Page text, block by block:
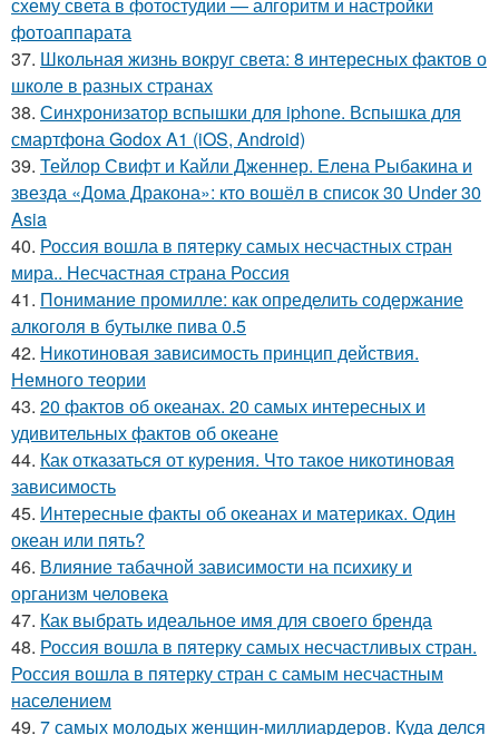
фотоаппарата
37. Школьная жизнь вокруг света: 8 интересных фактов о
школе в разных странах
38. Синхронизатор вспышки для iphone. Вспышка для
смартфона Godox A1 (iOS, Android)
39. Тейлор Свифт и Кайли Дженнер. Елена Рыбакина и
звезда «Дома Дракона»: кто вошёл в список 30 Under 30
Asia
40. Россия вошла в пятерку самых несчастных стран
мира.. Несчастная страна Россия
41. Понимание промилле: как определить содержание
алкоголя в бутылке пива 0.5
42. Никотиновая зависимость принцип действия.
Немного теории
43. 20 фактов об океанах. 20 самых интересных и
удивительных фактов об океане
44. Как отказаться от курения. Что такое никотиновая
зависимость
45. Интересные факты об океанах и материках. Один
океан или пять?
46. Влияние табачной зависимости на психику и
организм человека
47. Как выбрать идеальное имя для своего бренда
48. Россия вошла в пятерку самых несчастливых стран.
Россия вошла в пятерку стран с самым несчастным
населением
49. 7 самых молодых женщин-миллиардеров. Куда делся